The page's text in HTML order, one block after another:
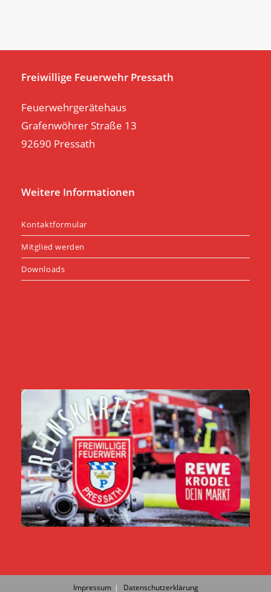
Freiwillige Feuerwehr Pressath
Feuerwehrgerätehaus
Grafenwöhrer Straße 13
92690 Pressath
Weitere Informationen
Kontaktformular
Mitglied werden
Downloads
Impressum Datenschutzerklärung